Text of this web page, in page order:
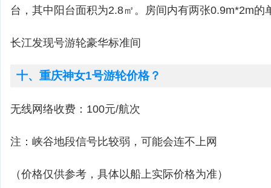
台，其中阳台面积为2.8㎡。房间内有两张0.9m*2m的
长江发现号游轮豪华标准间
十、重庆神女1号游轮价格？
无线网络收费：100元/航次
注：峡谷地段信号比较弱，可能会连不上网
（价格仅供参考，具体以船上实际价格为准）